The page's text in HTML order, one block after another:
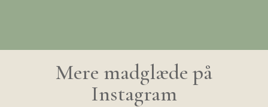
Mere madglæde på
Instagram